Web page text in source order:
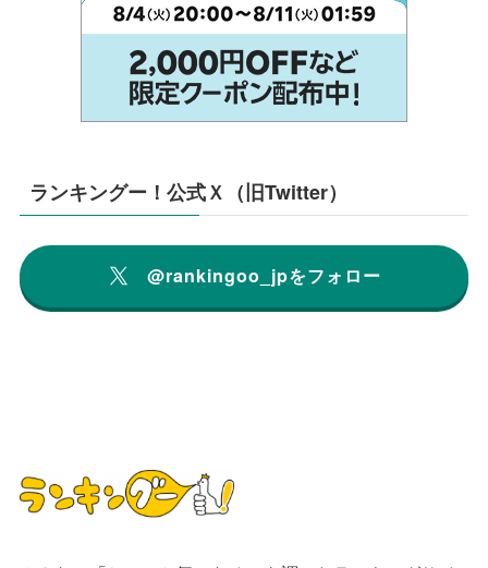
ランキングー！公式Ｘ（旧Twitter）
@rankingoo_jpをフォロー